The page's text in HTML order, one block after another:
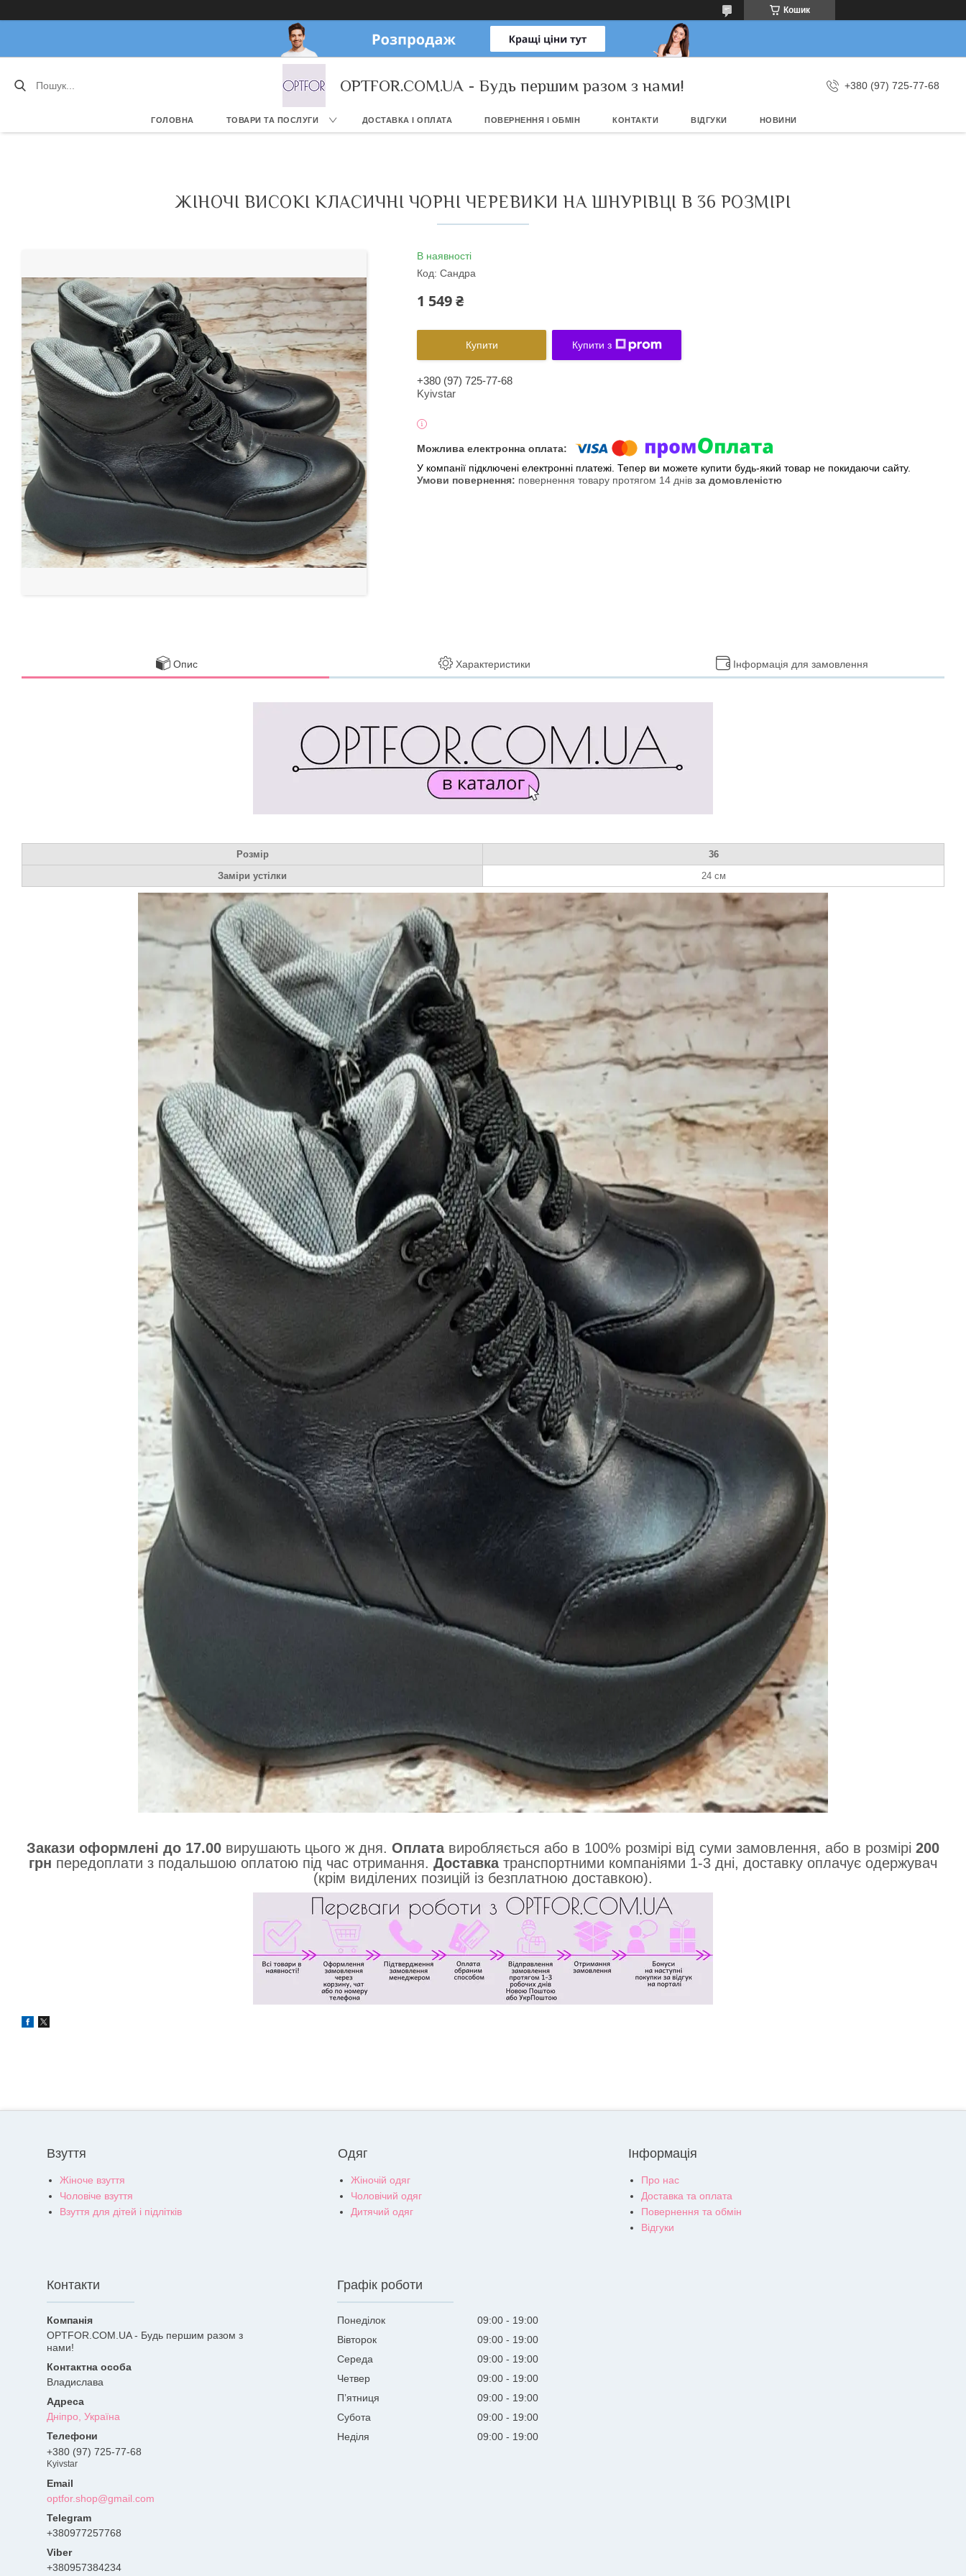
Кошик
OPTFOR.COM.UA - Будь першим разом з нами! +380 (97) 725-77-68
ГОЛОВНА ТОВАРИ ТА ПОСЛУГИ ДОСТАВКА І ОПЛАТА ПОВЕРНЕННЯ І ОБМІН КОНТАКТИ ВІДГУКИ НОВИНИ
ЖІНОЧІ ВИСОКІ КЛАСИЧНІ ЧОРНІ ЧЕРЕВИКИ НА ШНУРІВЦІ В 36 РОЗМІРІ
В наявності
Код: Сандра
1 549 ₴
Купити Купити з
+380 (97) 725-77-68
Kyivstar
У компанії підключені електронні платежі. Тепер ви можете купити будь-який товар не покидаючи сайту.
повернення товару протягом 14 днів за домовленістю
Опис Характеристики Інформація для замовлення
Розмір
36
Заміри устілки
24 см
Закази оформлені до 17.00 вирушають цього ж дня. Оплатавиробляється або в 100% розмірі від суми замовлення, або в розмірі 200
грн передоплати з подальшою оплатою під час отримання. Доставкатранспортними компаніями 1-3 дні, доставку оплачує одержувач
(крім виділених позицій із безплатною доставкою).
Взуття
Жіноче взуття
Чоловіче взуття
Взуття для дітей і підлітків
Одяг
Жіночій одяг
Чоловічий одяг
Дитячий одяг
Інформація
Про нас
Доставка та оплата
Повернення та обмін
Відгуки
Контакти
OPTFOR.COM.UA - Будь першим разом з
нами!
Владислава
Дніпро, Україна
+380 (97) 725-77-68
Kyivstar
optfor.shop@gmail.com
+380977257768
+380957384234
Графік роботи
Понеділок 09:00
19:00
Вівторок
09:00
19:00
Середа
09:00
19:00
Четвер
09:00
19:00
Пʼятниця
09:00
19:00
Субота
09:00
19:00
Неділя
09:00 19:00